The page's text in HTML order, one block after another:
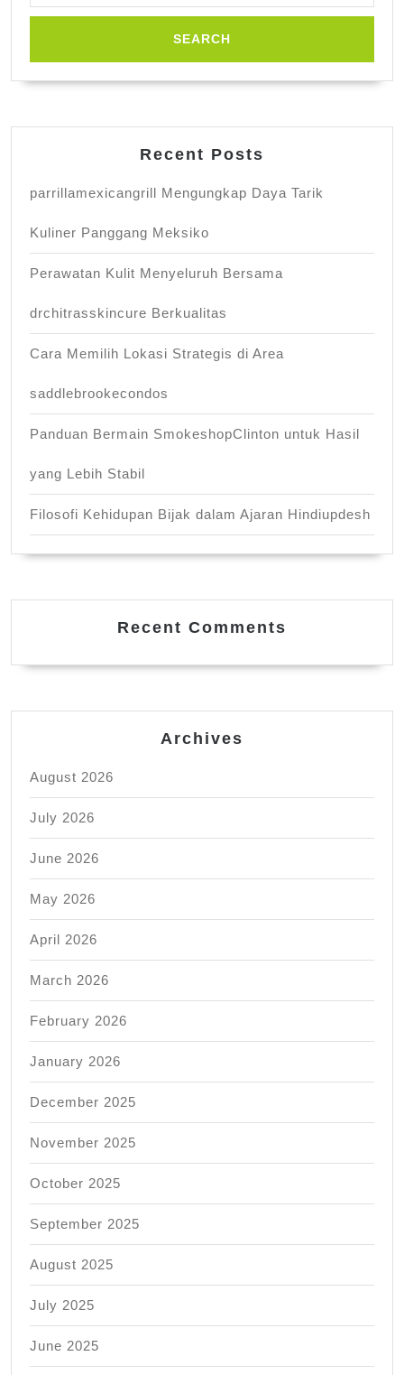
Recent Posts
parrillamexicangrill Mengungkap Daya Tarik
Kuliner Panggang Meksiko
Perawatan Kulit Menyeluruh Bersama
drchitrasskincure Berkualitas
Cara Memilih Lokasi Strategis di Area
saddlebrookecondos
Panduan Bermain SmokeshopClinton untuk Hasil
yang Lebih Stabil
Filosofi Kehidupan Bijak dalam Ajaran Hindiupdesh
Recent Comments
Archives
August 2026
July 2026
June 2026
May 2026
April 2026
March 2026
February 2026
January 2026
December 2025
November 2025
October 2025
September 2025
August 2025
July 2025
June 2025